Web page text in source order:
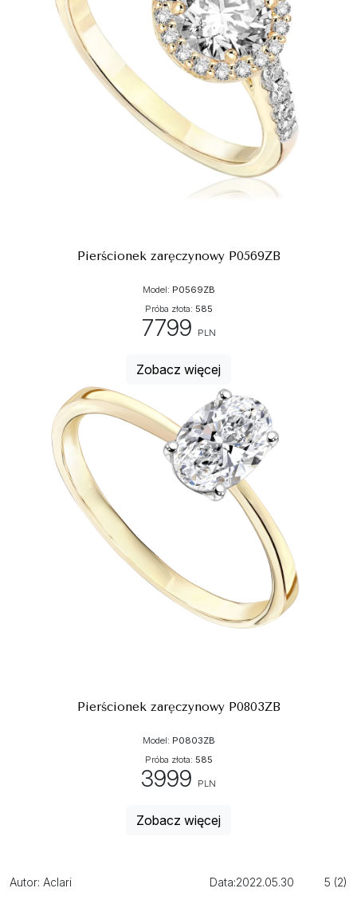
Pierścionek zaręczynowy P0569ZB
Model: P0569ZB
Próba złota: 585
7799 PLN
Zobacz więcej
Pierścionek zaręczynowy P0803ZB
Model: P0803ZB
Próba złota: 585
3999 PLN
Zobacz więcej
Autor: Aclari Data:2022.05.30 5 (2)